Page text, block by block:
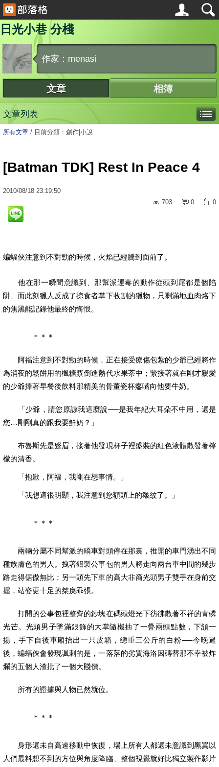
日光小巷 分棧
作家：menasi
文章 相簿
文章列表
所有文章 / 目前分類：創作|小說
[Batman TDK] Rest In Peace 4
2010/08/18 23:19:50
703
0 0
蝙蝠俠注意到不對勁的時候，火焰已經騰到面前了。
他在那一瞬間意識到、那幫派運毒的動作從頭到尾都是個陷
阱、而此刻獵人反成了掠食者掌下收割的獵物，只剩滿地血肉烙下
的焦黑能記錄他最終的悔恨。
＊＊＊
阿福注意到不對勁的時候，正在接受療傷包紮的少爺已經將作
為消夜的鬆餅用的楓糖漿倒進熱代水果茶中；緊接著就在剛才親愛
的少爺捧著早餐後飲料那精美的骨董瓷杯癟嘴向他要牛奶。
「少爺，請您原諒我這麼說──是我年紀大耳朵不中用，還是
您…剛剛真的跟我要鮮奶？」
布魯斯先是蹙眉，接著他發現杯子裡盛裝的紅色液體散發著檸
檬的清香。
「抱歉，阿福，我剛在想事情。」
「我想這很明顯，我注意到您額頭上的皺紋了。」
＊＊＊
兩輛分屬不同幫派的轎車對頭停在那裏，推開的車門湧出不同
種族膚色的男人。拽著鋁製公事包的男人將走向兩台車中間的幾步
路走得倨傲無比；另一頭先下車的高大非裔光頭男子雙手在身前交
握，站姿更十足的桀戾乖張。
打開的公事包裡整齊的鈔塊在碼頭燈光下彷彿散著不祥的青磷
光芒。光頭男子墜滿銀飾的大掌隨機抽了一疊兩頭點數，下頷一
揚，手下自後車廂抬出一只皮箱，總重三公斤的白粉──今晚過
後，蝙蝠俠會發現諷刺的是，一落落的劣質海洛因磚替那不幸被炸
爛的五個人渣批了一個大賤價。
所有的證據與人物已然就位。
＊＊＊
身形還未自高速移動中恢復，場上所有人都還未意識到黑翼以
人們最料想不到的方位與角度降臨、整個視覺就好比獨立製作影片